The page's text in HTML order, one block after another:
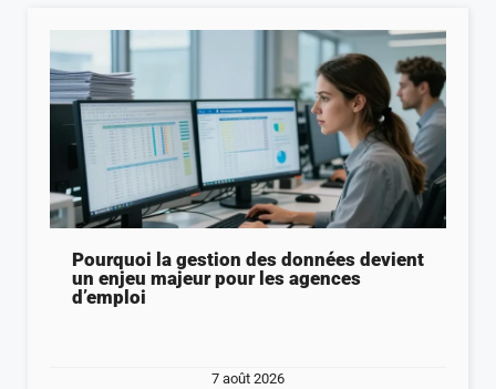
Pourquoi la gestion des données devient
un enjeu majeur pour les agences
d’emploi
7 août 2026